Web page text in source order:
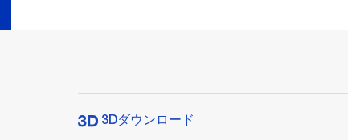
3Dダウンロード